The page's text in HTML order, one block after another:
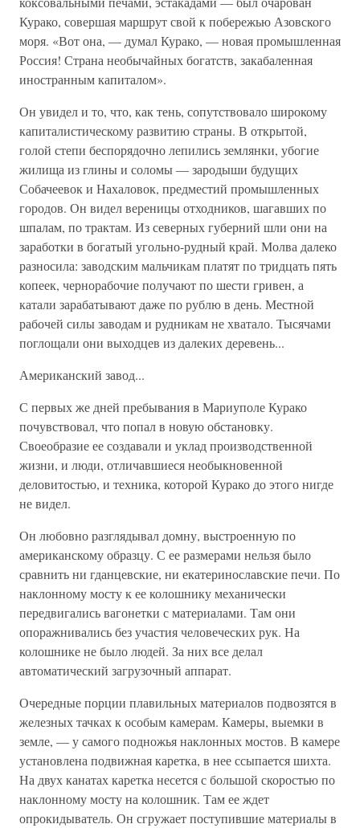
Курако, совершая маршрут свой к побережью Азовского
моря. «Вот она, — думал Курако, — новая промышленная
Россия! Страна необычайных богатств, закабаленная
иностранным капиталом».
Он увидел и то, что, как тень, сопутствовало широкому
капиталистическому развитию страны. В открытой,
голой степи беспорядочно лепились землянки, убогие
жилища из глины и соломы — зародыши будущих
Собачеевок и Нахаловок, предместий промышленных
городов. Он видел вереницы отходников, шагавших по
шпалам, по трактам. Из северных губерний шли они на
заработки в богатый угольно-рудный край. Молва далеко
разносила: заводским мальчикам платят по тридцать пять
копеек, чернорабочие получают по шести гривен, а
катали зарабатывают даже по рублю в день. Местной
рабочей силы заводам и рудникам не хватало. Тысячами
поглощали они выходцев из далеких деревень...
Американский завод...
С первых же дней пребывания в Мариуполе Курако
почувствовал, что попал в новую обстановку.
Своеобразие ее создавали и уклад производственной
жизни, и люди, отличавшиеся необыкновенной
деловитостью, и техника, которой Курако до этого нигде
не видел.
Он любовно разглядывал домну, выстроенную по
американскому образцу. С ее размерами нельзя было
сравнить ни гданцевские, ни екатеринославские печи. По
наклонному мосту к ее колошнику механически
передвигались вагонетки с материалами. Там они
опоражнивались без участия человеческих рук. На
колошнике не было людей. За них все делал
автоматический загрузочный аппарат.
Очередные порции плавильных материалов подвозятся в
железных тачках к особым камерам. Камеры, выемки в
земле, — у самого подножья наклонных мостов. В камере
установлена подвижная каретка, в нее ссыпается шихта.
На двух канатах каретка несется с большой скоростью по
наклонному мосту на колошник. Там ее ждет
опрокидыватель. Он сгружает поступившие материалы в